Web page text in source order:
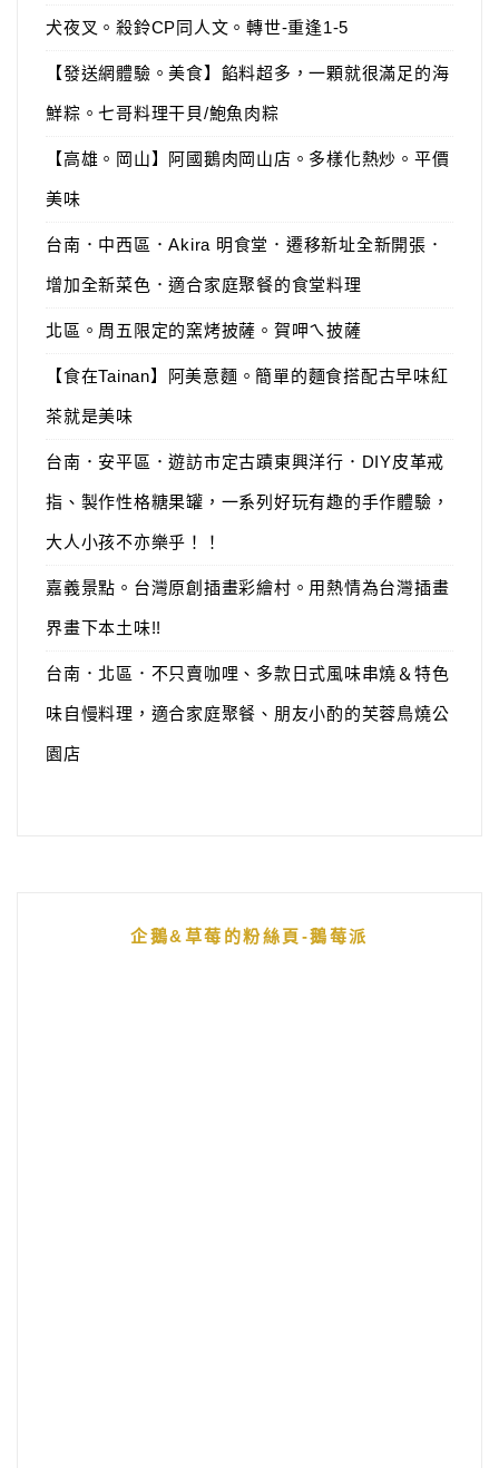
犬夜叉。殺鈴CP同人文。轉世-重逢1-5
【發送網體驗。美食】餡料超多，一顆就很滿足的海
鮮粽。七哥料理干貝/鮑魚肉粽
【高雄。岡山】阿國鵝肉岡山店。多樣化熱炒。平價
美味
台南．中西區．Akira 明食堂．遷移新址全新開張．
增加全新菜色．適合家庭聚餐的食堂料理
北區。周五限定的窯烤披薩。賀呷ㄟ披薩
【食在Tainan】阿美意麵。簡單的麵食搭配古早味紅
茶就是美味
台南．安平區．遊訪市定古蹟東興洋行．DIY皮革戒
指、製作性格糖果罐，一系列好玩有趣的手作體驗，
大人小孩不亦樂乎！！
嘉義景點。台灣原創插畫彩繪村。用熱情為台灣插畫
界畫下本土味!!
台南．北區．不只賣咖哩、多款日式風味串燒＆特色
味自慢料理，適合家庭聚餐、朋友小酌的芙蓉鳥燒公
園店
企鵝&草莓的粉絲頁-鵝莓派